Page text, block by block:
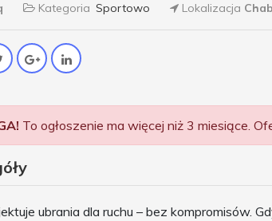
Kategoria Sportowo Lokalizacja
To ogłoszenie ma więcej niż 3 miesiące.
ubrania dla ruchu – bez kompromisów.